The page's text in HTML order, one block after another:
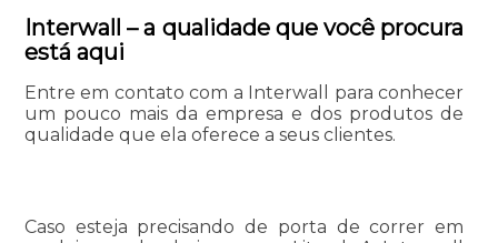
Interwall – a qualidade que você procura
está aqui
Entre em contato com a Interwall para conhecer
um pouco mais da empresa e dos produtos de
qualidade que ela oferece a seus clientes.
Caso esteja precisando de porta de correr em